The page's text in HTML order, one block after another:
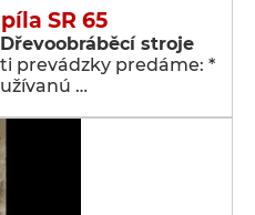
SR 65
stroje
prevádzky predáme: *
…